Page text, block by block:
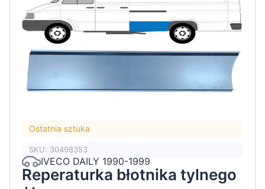
Ostatnia sztuka
SKU: 30498353
IVECO DAILY 1990-1999
Reperaturka błotnika tylnego